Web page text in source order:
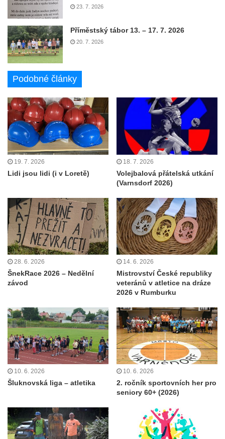
23. 7. 2026
Příměstský tábor 13. – 17. 7. 2026
20. 7. 2026
Podobné články
19. 7. 2026
Lidi jsou lidi (i v Loretě)
18. 7. 2026
Volejbalová přátelská utkání
(Varnsdorf 2026)
28. 6. 2026
ŠnekRace 2026 – Nedělní
závod
14. 6. 2026
Mistrovství České republiky
veteránů v atletice na dráze
2026 v Rumburku
10. 6. 2026
Šluknovská liga – atletika
10. 6. 2026
2. ročník sportovních her pro
seniory 60+ (2026)